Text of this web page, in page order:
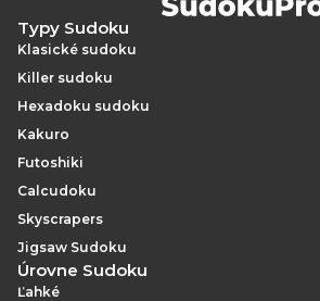
Typy Sudoku
Klasické sudoku
Killer sudoku
Hexadoku sudoku
Kakuro
Futoshiki
Calcudoku
Skyscrapers
Jigsaw Sudoku
Úrovne Sudoku
Ľahké